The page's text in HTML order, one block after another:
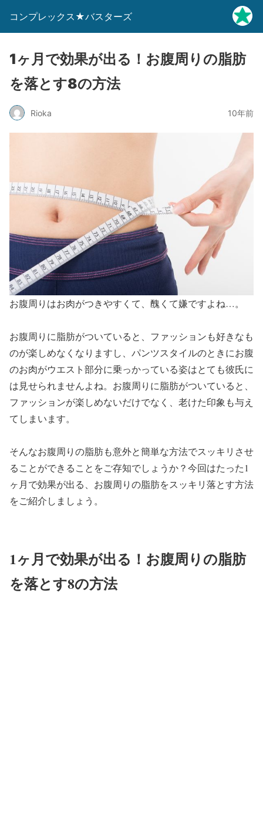
コンプレックス★バスターズ
1ヶ月で効果が出る！お腹周りの脂肪
を落とす8の方法
Rioka 10年前
お腹周りはお肉がつきやすくて、醜くて嫌ですよね…。
お腹周りに脂肪がついていると、ファッションも好きなも
のが楽しめなくなりますし、パンツスタイルのときにお腹
のお肉がウエスト部分に乗っかっている姿はとても彼氏に
は見せられませんよね。お腹周りに脂肪がついていると、
ファッションが楽しめないだけでなく、老けた印象も与え
てしまいます。
そんなお腹周りの脂肪も意外と簡単な方法でスッキリさせ
ることができることをご存知でしょうか？今回はたった1
ヶ月で効果が出る、お腹周りの脂肪をスッキリ落とす方法
をご紹介しましょう。
1ヶ月で効果が出る！お腹周りの脂肪
を落とす8の方法